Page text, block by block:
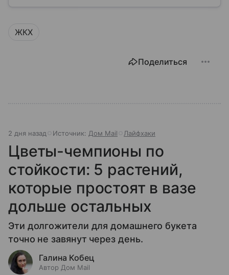
ЖКХ
Поделиться
2 дня назад Источник: Дом Mail Лайфхаки
Цветы-чемпионы по
стойкости: 5 растений,
которые простоят в вазе
дольше остальных
Эти долгожители для домашнего букета
точно не завянут через день.
Галина Кобец
Автор Дом Mail